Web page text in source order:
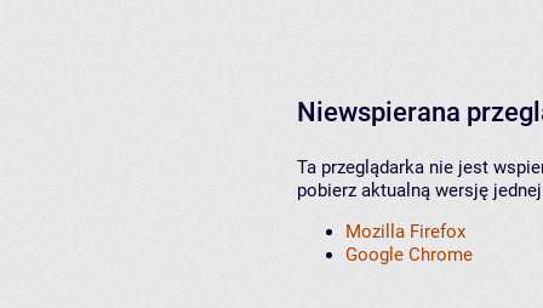
Niewspierana
Ta przeglądarka nie jest
pobierz aktualną wersję
Mozilla Firefox
Google Chrome